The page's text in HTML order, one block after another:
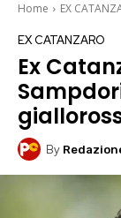
Home EX
EX CATANZARO
Ex
By